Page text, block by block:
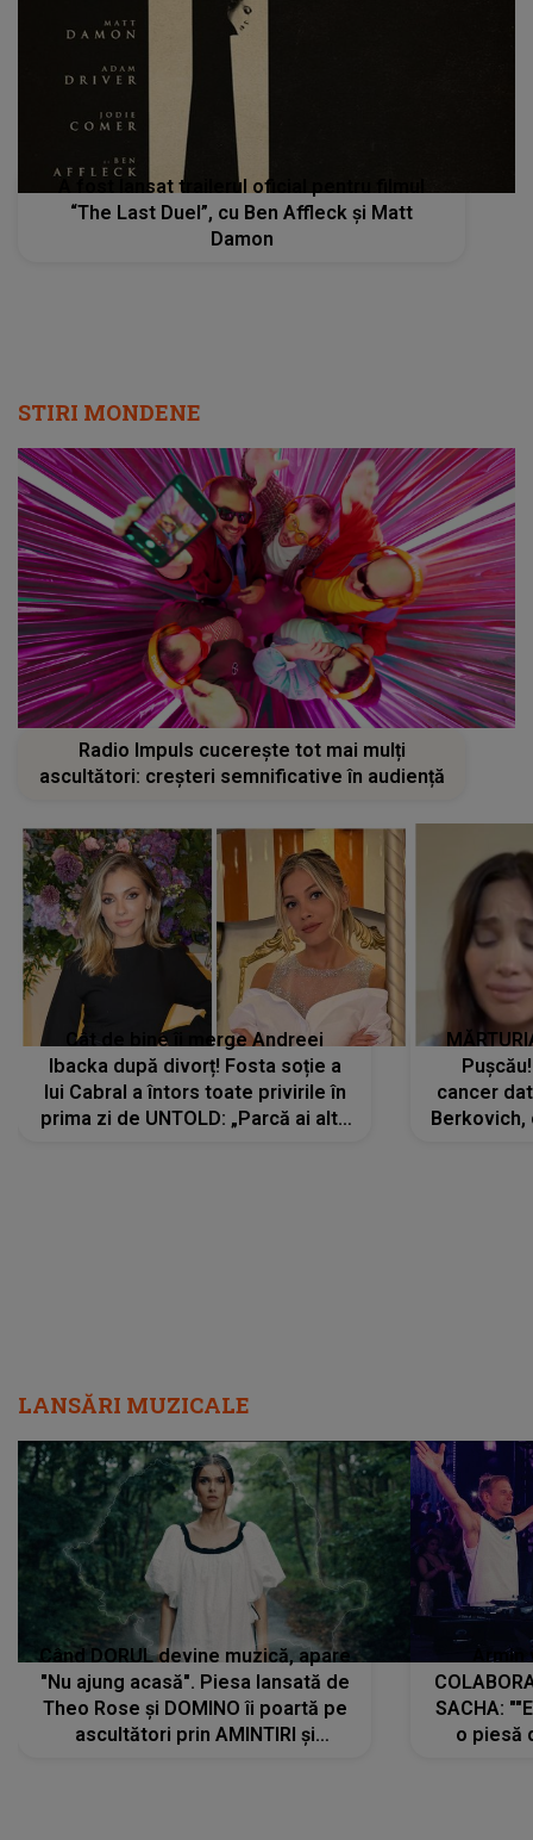
A fost lansat trailerul oficial pentru filmul
“The Last Duel”, cu Ben Affleck și Matt
Damon
STIRI MONDENE
Radio Impuls cucerește tot mai mulți
ascultători: creșteri semnificative în audiență
Cât de bine îi merge Andreei
Ibacka după divorț! Fosta soție a
lui Cabral a întors toate privirile în
prima zi de UNTOLD: „Parcă ai altă
cancer
Berkovich,
LANSĂRI MUZICALE
Când DORUL devine muzică, apare
"Nu ajung acasă". Piesa lansată de
Theo Rose și DOMINO îi poartă pe
ascultători prin AMINTIRI și
SACHA:
o piesă